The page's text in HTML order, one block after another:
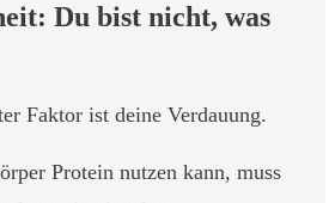
Du bist nicht, was
Faktor ist deine Verdauung.
Protein nutzen kann, muss